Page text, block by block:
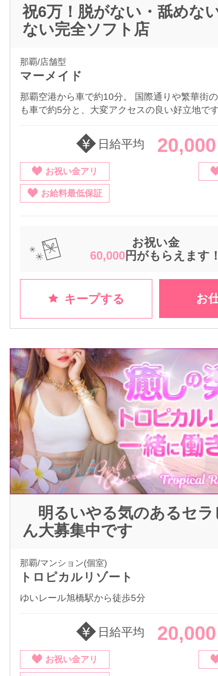
祝6万！脱がない・舐めな
ない完全ソフト店
那覇/店舗型
マーメイド
那覇空港から車で約10分。 国際通りや繁華街
も車で約5分と、大変アクセスの良い好立地で
日給平均
お祝い金アリ
お給料最低保証
お祝い金
60,000円がもらえます
キープする お
明るいやる気のあるセラ
ん大募集中です
那覇/マンション(個室)
トロピカルリゾート
ゆいレール旭橋駅から徒歩5分
日給平均
お祝い金アリ